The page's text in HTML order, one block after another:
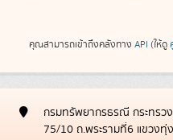
คุณสามารถเข้าถึงคลังทาง API (ให้ดู
กรมทรัพยากรธรณี กระทรว
75/10 ถ.พระรามที่6 แขวง